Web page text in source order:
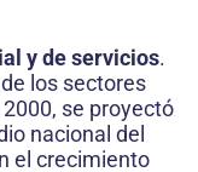
y de servicios.
los sectores
se proyectó
nacional del
el crecimiento